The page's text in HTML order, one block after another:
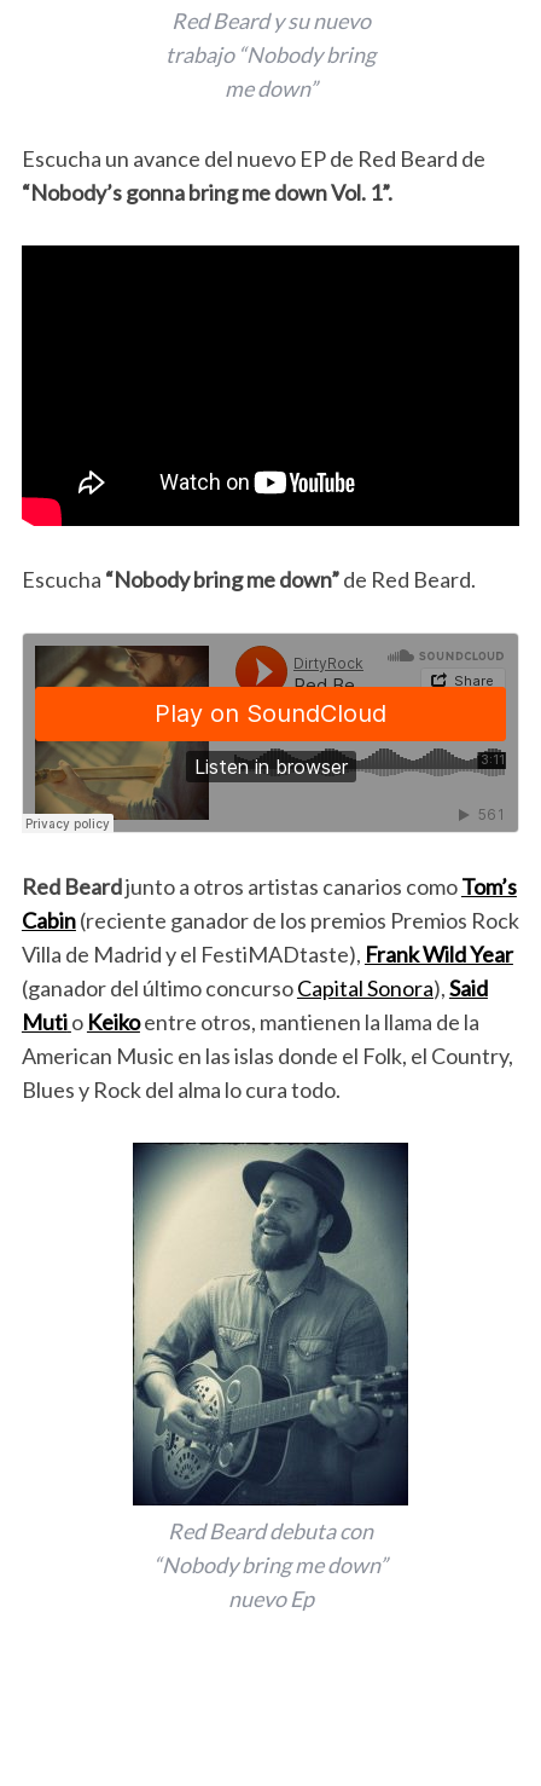
Red Beard y su nuevo
trabajo “Nobody bring
me down”
Escucha un avance del nuevo EP de Red Beard de
“Nobody’s gonna bring me down Vol. 1”.
Escucha “Nobody bring me down”de Red Beard.
Red Beardjunto a otros artistas canarios comoTom’s
Cabin(reciente ganador de los premios Premios Rock
Villa de Madrid y el FestiMADtaste), Frank Wild Year
(ganador del último concursoCapital Sonora),Said
Mutio Keikoentre otros, mantienen la llama de la
American Music en las islas donde el Folk, el Country,
Blues y Rock del alma lo cura todo.
Red Beard debuta con
“Nobody bring me down”
nuevo Ep